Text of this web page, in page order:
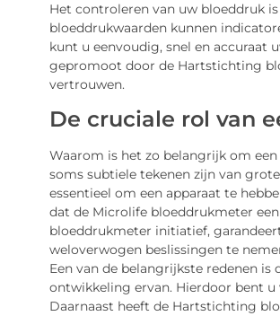
Het controleren van uw bloeddruk
bloeddrukwaarden kunnen
kunt u eenvoudig, snel en accuraat
gepromoot door de Hartstichting
vertrouwen.
De cruciale rol van
Waarom is het zo belangrijk om
soms subtiele tekenen zijn van
essentieel om een apparaat te
dat de Microlife bloeddrukmeter
bloeddrukmeter initiatief,
weloverwogen beslissingen te
Een van de belangrijkste redenen
ontwikkeling ervan. Hierdoor bent u
Daarnaast heeft de Hartstichting